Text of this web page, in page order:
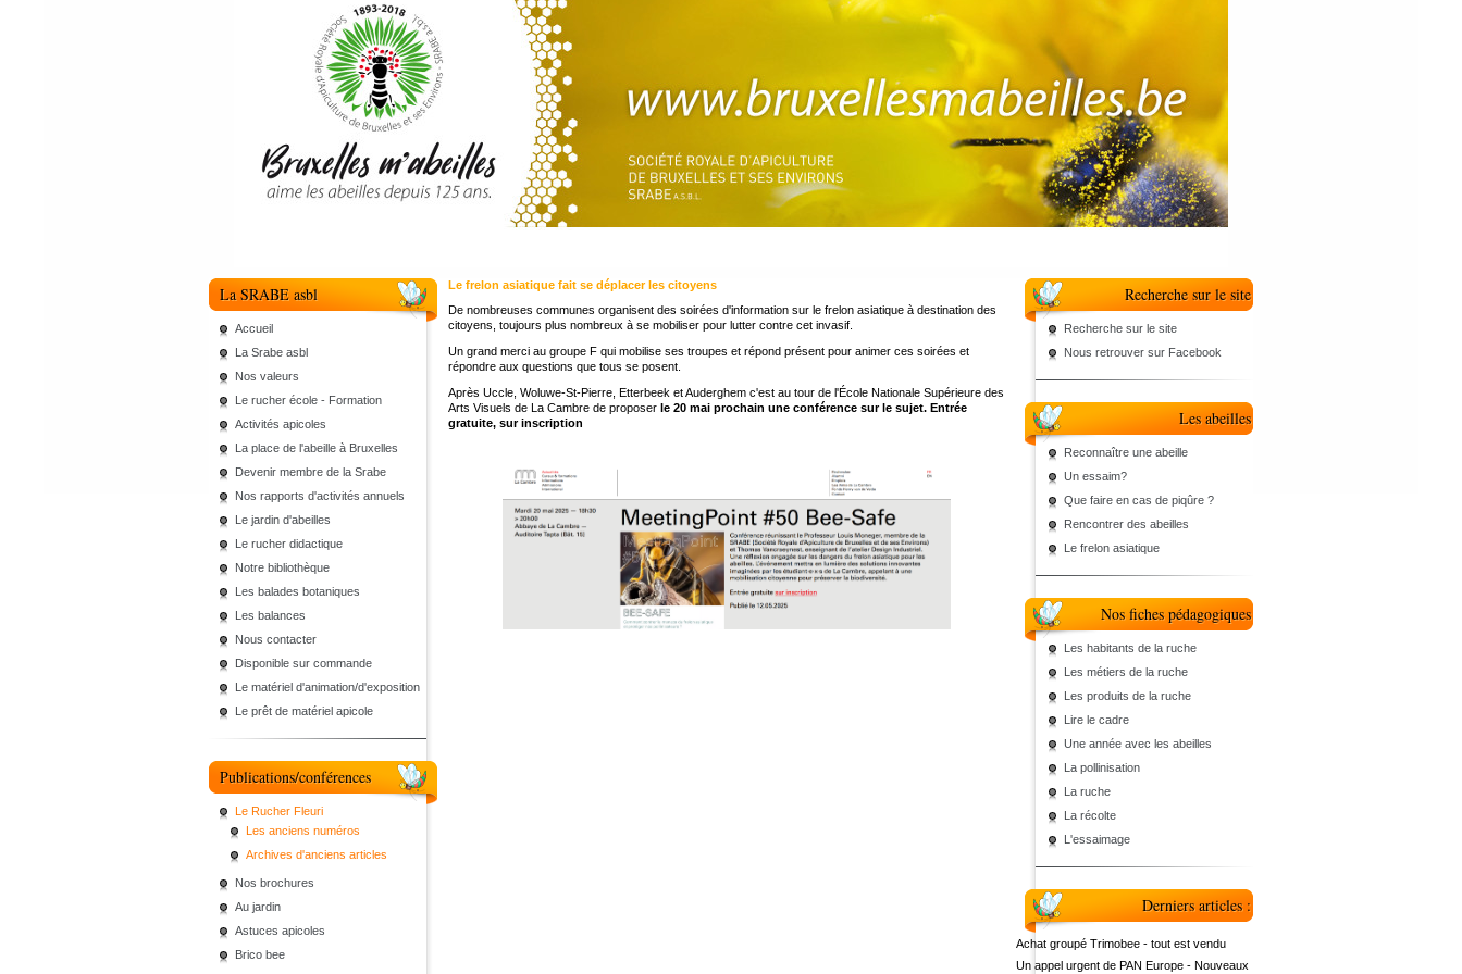
La SRABE asbl
Accueil
La Srabe asbl
Nos valeurs
Le rucher école - Formation
Activités apicoles
La place de l'abeille à Bruxelles
Devenir membre de la Srabe
Nos rapports d'activités annuels
Le jardin d'abeilles
Le rucher didactique
Notre bibliothèque
Les balades botaniques
Les balances
Nous contacter
Disponible sur commande
Le matériel d'animation/d'exposition
Le prêt de matériel apicole
Publications/conférences
Le Rucher Fleuri
Les anciens numéros
Archives d'anciens articles
Nos brochures
Au jardin
Astuces apicoles
Brico bee
Le frelon asiatique fait se déplacer les citoyens
De nombreuses communes organisent des soirées d'information sur le frelon asiatique à destination des
citoyens, toujours plus nombreux à se mobiliser pour lutter contre cet invasif.
Un grand merci au groupe F qui mobilise ses troupes et répond présent pour animer ces soirées et
répondre aux questions que tous se posent.
Après Uccle, Woluwe-St-Pierre, Etterbeek et Auderghem c'est au tour de l'École Nationale Supérieure des
Arts Visuels de La Cambre de proposer le 20 mai prochain une conférence sur le sujet. Entrée
gratuite, sur inscription
Recherche sur le site
Recherche sur le site
Nous retrouver sur Facebook
Les abeilles
Reconnaître une abeille
Un essaim?
Que faire en cas de piqûre ?
Rencontrer des abeilles
Le frelon asiatique
Nos fiches pédagogiques
Les habitants de la ruche
Les métiers de la ruche
Les produits de la ruche
Lire le cadre
Une année avec les abeilles
La pollinisation
La ruche
La récolte
L'essaimage
Derniers articles :
Achat groupé Trimobee - tout est vendu
Un appel urgent de PAN Europe - Nouveaux